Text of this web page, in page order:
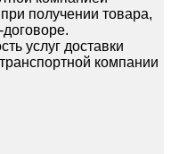
получении товара,
услуг доставки
компании